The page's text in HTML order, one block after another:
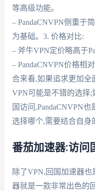
等高级功能。
– PandaCNVPN侧重于
为基础。3. 价格对比:
– 斧牛VPN定价略高于
– PandaCNVPN价格相
合来看,如果追求更加全
VPN可能是不错的选择;
国访问,PandaCNVPN
选择哪个,需要结合自身
番茄加速器:访问
除了VPN,回国加速器
器就是一款非常出色的